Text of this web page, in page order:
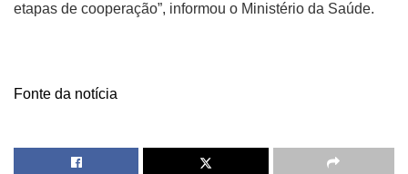
etapas de cooperação”, informou o Ministério da Saúde.
Fonte da notícia